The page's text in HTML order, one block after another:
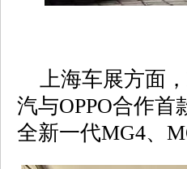
上海车展方面，
汽与OPPO合作
全新一代MG4、